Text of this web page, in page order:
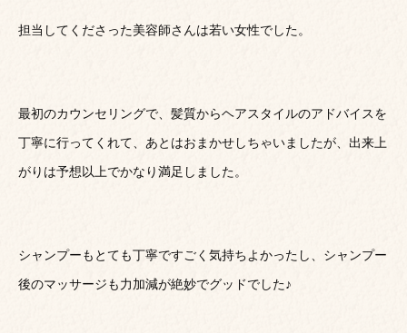
担当してくださった美容師さんは若い女性でした。
最初のカウンセリングで、髪質からヘアスタイルのアドバイスを
丁寧に行ってくれて、あとはおまかせしちゃいましたが、出来上
がりは予想以上でかなり満足しました。
シャンプーもとても丁寧ですごく気持ちよかったし、シャンプー
後のマッサージも力加減が絶妙でグッドでした♪